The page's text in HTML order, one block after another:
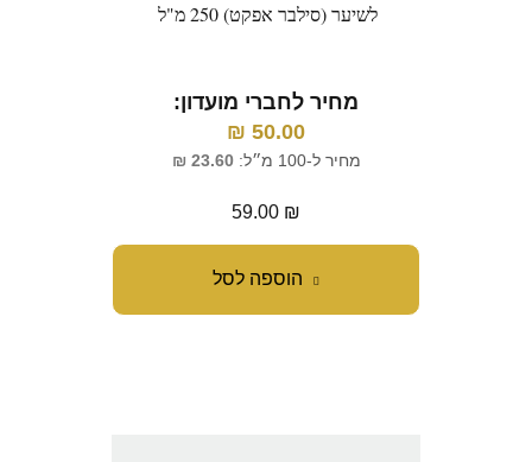
הוספה לסל
לשיער (סילבר אפקט) 250 מ"ל
מחיר לחברי מועדון:
50.00
₪
מחיר ל-100 מ״ל: 23.60
₪
59.00 ₪